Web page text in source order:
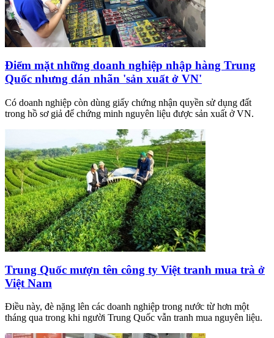
Điểm mặt những doanh nghiệp nhập hàng Trung
Quốc nhưng dán nhãn 'sản xuất ở VN'
Có doanh nghiệp còn dùng giấy chứng nhận quyền sử dụng đất
trong hồ sơ giả để chứng minh nguyên liệu được sản xuất ở VN.
Trung Quốc mượn tên công ty Việt tranh mua trà ở
Việt Nam
Điều này, đè nặng lên các doanh nghiệp trong nước từ hơn một
tháng qua trong khi người Trung Quốc vẫn tranh mua nguyên liệu.